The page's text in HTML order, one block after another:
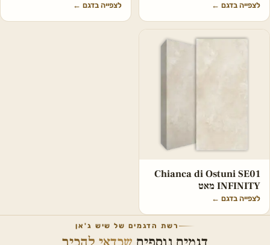
לצפייה בדגם ← לצפייה בדגם ←
Chianca di Ostuni SE01
INFINITY מאט
לצפייה בדגם ←
רשת הדגמים של שיש ג'אן